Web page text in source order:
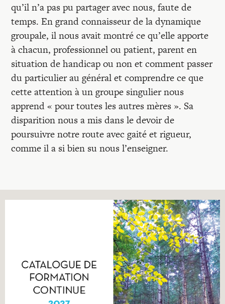
qu’il n’a pas pu partager avec nous, faute de
temps. En grand connaisseur de la dynamique
groupale, il nous avait montré ce qu’elle apporte
à chacun, professionnel ou patient, parent en
situation de handicap ou non et comment passer
du particulier au général et comprendre ce que
cette attention à un groupe singulier nous
apprend « pour toutes les autres mères ». Sa
disparition nous a mis dans le devoir de
poursuivre notre route avec gaité et rigueur,
comme il a si bien su nous l’enseigner.